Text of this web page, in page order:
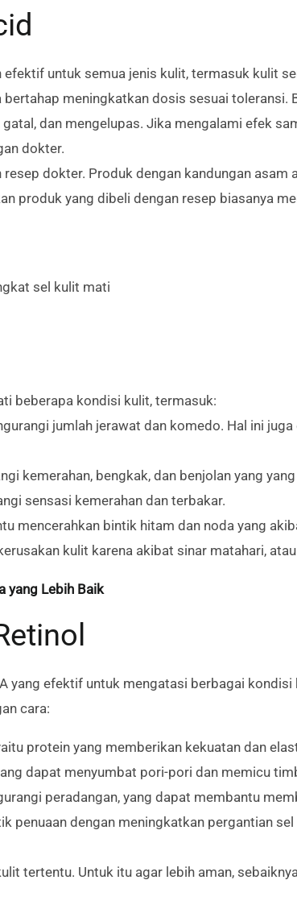
untuk semua jenis kulit, termasuk kulit
meningkatkan dosis sesuai toleransi.
dan mengelupas. Jika mengalami efek
dokter.
dokter. Produk dengan kandungan asam
produk yang dibeli dengan resep biasanya
sel kulit mati
beberapa kondisi kulit, termasuk:
jumlah jerawat dan komedo. Hal ini
kemerahan, bengkak, dan benjolan yang
sensasi kemerahan dan terbakar.
mencerahkan bintik hitam dan noda yang
kulit karena akibat sinar matahari,
yang Lebih Baik
yang efektif untuk mengatasi berbagai
cara:
protein yang memberikan kekuatan dan
dapat menyumbat pori-pori dan memicu
peradangan, yang dapat membantu
penuaan dengan meningkatkan pergantian
tertentu. Untuk itu agar lebih aman,